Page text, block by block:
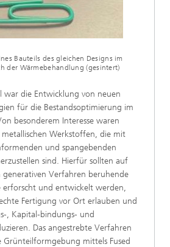
Bauteils des gleichen Designs im
der Wärmebehandlung (gesintert)
war die Entwicklung von neuen
für die Bestandsoptimierung im
besonderem Interesse waren
metallischen Werkstoffen, die mit
und spangebenden
sind. Hierfür sollten auf
Verfahren beruhende
erforscht und entwickelt werden,
Fertigung vor Ort erlauben und
, Kapital-bindungs- und
Das angestrebte Verfahren
Grünteilformgebung mittels Fused